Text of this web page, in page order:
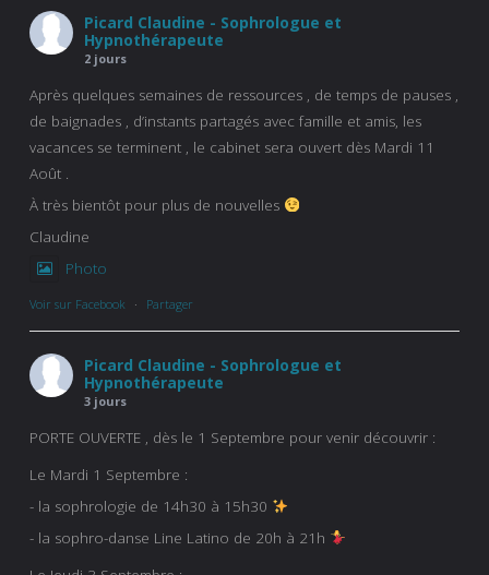
Picard Claudine - Sophrologue et
Hypnothérapeute
2 jours
Après quelques semaines de ressources , de temps de pauses ,
de baignades , d’instants partagés avec famille et amis, les
vacances se terminent , le cabinet sera ouvert dès Mardi 11
Août .
À très bientôt pour plus de nouvelles
Claudine
Photo
Voir sur Facebook · Partager
Picard Claudine - Sophrologue et
Hypnothérapeute
3 jours
PORTE OUVERTE , dès le 1 Septembre pour venir découvrir :
Le Mardi 1 Septembre :
- la sophrologie de 14h30 à 15h30
- la sophro-danse Line Latino de 20h à 21h